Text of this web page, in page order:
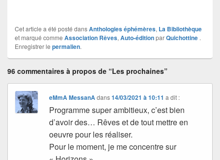
Cet article a été posté dansAnthologies éphémères, La Bibliothèque
et marqué comme Association Rêves, Auto-éditionparQuichottine .
Enregistrer le permalien.
96 commentaires à propos de “Les prochaines”
eMmA MessanAdans14/03/2021 à 10:11 a dit :
Programme super ambitieux, c’est bien
d’avoir des… Rêves et de tout mettre en
oeuvre pour les réaliser.
Pour le moment, je me concentre sur